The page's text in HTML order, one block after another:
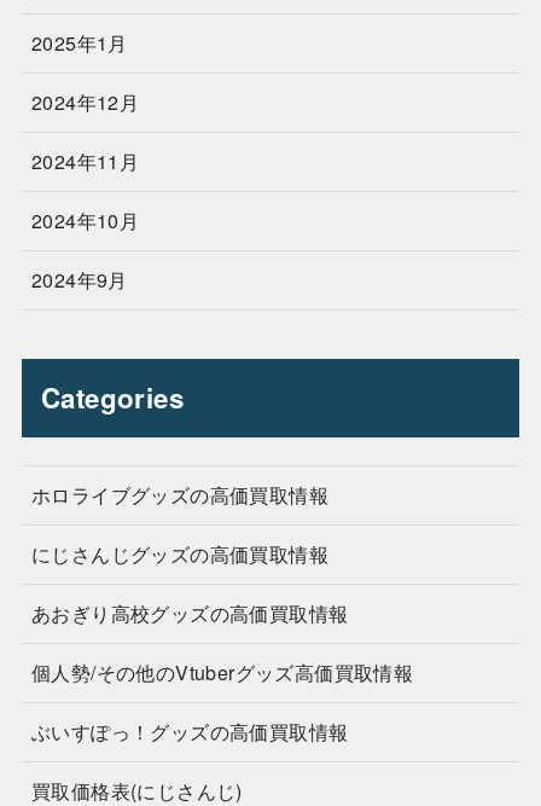
2025年1月
2024年12月
2024年11月
2024年10月
2024年9月
Categories
ホロライブグッズの高価買取情報
にじさんじグッズの高価買取情報
あおぎり高校グッズの高価買取情報
個人勢/その他のVtuberグッズ高価買取情報
ぶいすぽっ！グッズの高価買取情報
買取価格表(にじさんじ)